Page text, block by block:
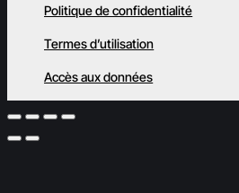
Politique de confidentialité
Termes d’utilisation
Accès aux données